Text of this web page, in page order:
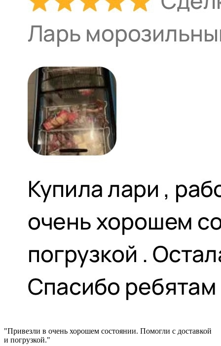
"Привезли в очень хорошем состоянии. Помогли с доставкой
и погрузкой."